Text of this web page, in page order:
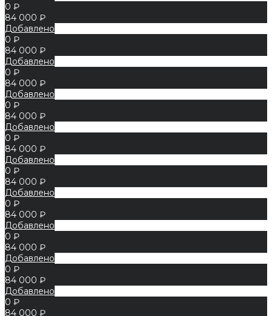
0 ₽
84 000 ₽
Добавлено
0 ₽
84 000 ₽
Добавлено
0 ₽
84 000 ₽
Добавлено
0 ₽
84 000 ₽
Добавлено
0 ₽
84 000 ₽
Добавлено
0 ₽
84 000 ₽
Добавлено
0 ₽
84 000 ₽
Добавлено
0 ₽
84 000 ₽
Добавлено
0 ₽
84 000 ₽
Добавлено
0 ₽
84 000 ₽